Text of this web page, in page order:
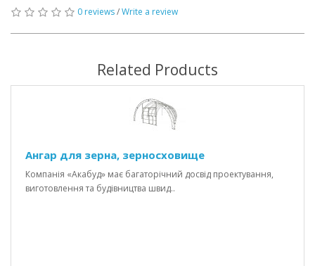
0 reviews/Write a review
Related Products
Ангар для зерна, зерносховище
Компанія «Акабуд» має багаторічний досвід проектування,
виготовлення та будівництва швид..